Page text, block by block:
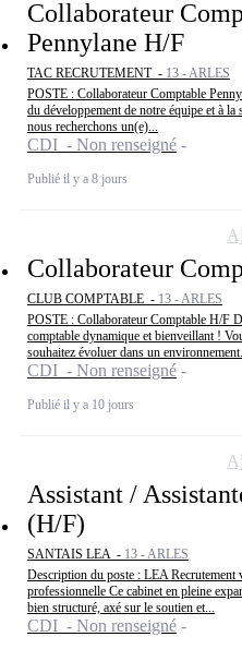
Collaborateur
Pennylane H/F
TAC RECRUTEMENT - 13 - ARLES
POSTE : Collaborateur Comptable
du développement de notre équipe et à
nous recherchons un(e)...
CDI - Non renseigné
Publié il y a 8 jours
Collaborateur
CLUB COMPTABLE - 13 - ARLES
POSTE : Collaborateur Comptable H/F
comptable dynamique et bienveillant !
souhaitez évoluer dans un
CDI - Non renseigné
Publié il y a 10 jours
Assistant /
(H/F)
SANTAIS LEA - 13 - ARLES
Description du poste : LEA
professionnelle Ce cabinet en pleine
bien structuré, axé sur le soutien et...
CDI - Non renseigné